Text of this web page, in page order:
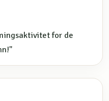
for de